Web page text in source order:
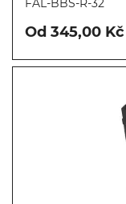
FAL-BBS-R-32
Od 345,00 Kč